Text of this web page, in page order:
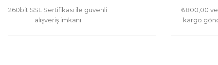
260bit SSL Sertifikası ile güvenli
alışveriş imkanı
₺800,00
kargo